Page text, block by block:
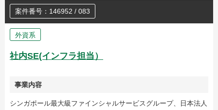
案件番号：146952 / 083
外資系
社内SE(インフラ担当）
事業内容
シンガポール最大級ファインシャルサービスグループ、日本法人